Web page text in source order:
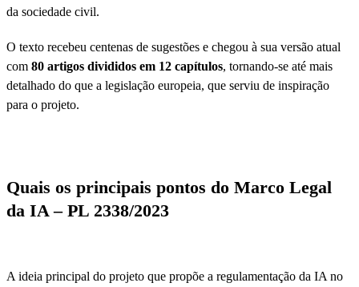
da sociedade civil.
O texto recebeu centenas de sugestões e chegou à sua versão atual
com 80 artigos divididos em 12 capítulos, tornando-se até mais
detalhado do que a legislação europeia, que serviu de inspiração
para o projeto.
Quais os principais pontos do Marco Legal
da IA – PL 2338/2023
A ideia principal do projeto que propõe a regulamentação da IA no